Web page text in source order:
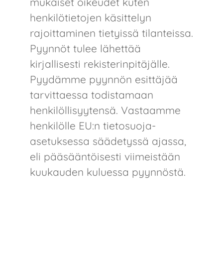
henkilötietojen käsittelyn
rajoittaminen tietyissä tilanteissa.
Pyynnöt tulee lähettää
kirjallisesti rekisterinpitäjälle.
Pyydämme pyynnön esittäjää
tarvittaessa todistamaan
henkilöllisyytensä. Vastaamme
henkilölle EU:n tietosuoja-
asetuksessa säädetyssä ajassa,
eli pääsääntöisesti viimeistään
kuukauden kuluessa pyynnöstä.